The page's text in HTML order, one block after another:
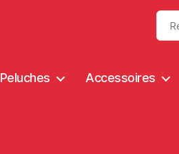
Peluches Accessoires